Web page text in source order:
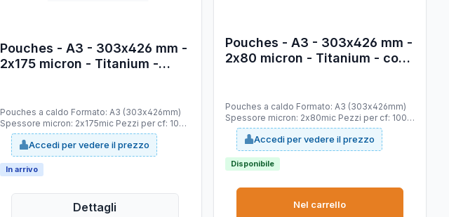
Pouches - A3 - 303x426 mm -
2x175 micron - Titanium -
Pouches a caldo Formato: A3 (303x426mm)
Spessore micron: 2x175mic Pezzi per cf: 100
Materiale composizione: polyestere di
altissima qualità ed EVA che conferisce
adesione nel tempo, rigidità e robustezza
Accedi per vedere il prezzo
In arrivo
Dettagli
Pouches - A3 - 303x426 mm -
2x80 micron - Titanium - conf.
Pouches a caldo Formato: A3 (303x426mm)
Spessore micron: 2x80mic Pezzi per cf: 100
Materiale composizione: polyestere di
altissima qualità ed EVA che conferisce
adesione nel tempo, rigidità e robustezza
Accedi per vedere il prezzo
Disponibile
Nel carrello